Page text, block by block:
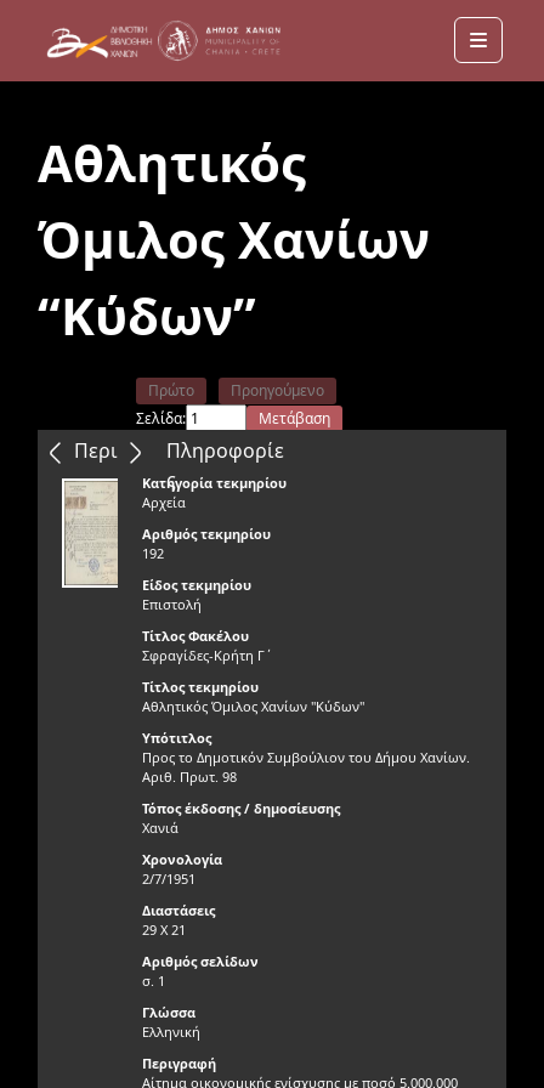
Menu
Αθλητικός
Όμιλος Χανίων
“Κύδων”
Περιεχόμενα
Πρώτο
Προηγούμενο
Σελίδα:
Μετάβαση
Επόμενο
Τελευταίο
Πληροφορίε
ς
Κατηγορία τεκμηρίου
Αρχεία
Αριθμός τεκμηρίου
192
Είδος τεκμηρίου
Επιστολή
Τίτλος Φακέλου
Σφραγίδες-Κρήτη Γ΄
Τίτλος τεκμηρίου
Αθλητικός Όμιλος Χανίων "Κύδων"
Υπότιτλος
Προς το Δημοτικόν Συμβούλιον του Δήμου Χανίων.
Αριθ. Πρωτ. 98
Τόπος έκδοσης / δημοσίευσης
Χανιά
Χρονολογία
2/7/1951
Διαστάσεις
29 Χ 21
Αριθμός σελίδων
σ. 1
Γλώσσα
Ελληνική
Περιγραφή
Αίτημα οικονομικής ενίσχυσης με ποσό 5.000.000